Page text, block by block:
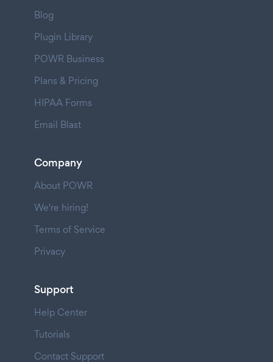
Blog
Plugin Library
POWR Business
Plans & Pricing
HIPAA Forms
Email Blast
Company
About POWR
We're hiring!
Terms of Service
Privacy
Support
Help Center
Tutorials
Contact Support